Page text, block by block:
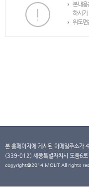
본내용
하시기
위도면
본 홈페이지에 게시된 이메일주소가
(339-012) 세종특별자치시 도움6
copyright@2014 MOLIT All rights